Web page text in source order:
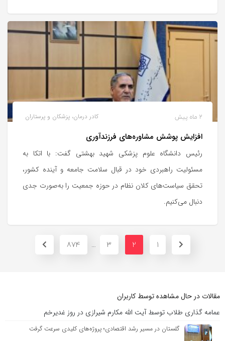
کادر درمان، پزشکان و پرستاران 2 ماه پیش
افزایش پوشش مشاوره‌های فرزندآوری
رئیس دانشگاه علوم پزشکی شهید بهشتی گفت: با اتکا به
مسئولیت راهبردی خود در قبال سلامت جامعه و آینده کشور،
تحقق سیاست‌های کلان نظام در حوزه جمعیت را به‌صورت جدی
دنبال می‌کنیم.
1
2
3
…
874
مقالات در حال مشاهده توسط کاربران
عمامه گذاری طلاب توسط آیت الله مکارم شیرازی در روز غدیرخم
گلستان در مسیر رشد اقتصادی؛ پروژه‌های کلیدی سرعت گرفت